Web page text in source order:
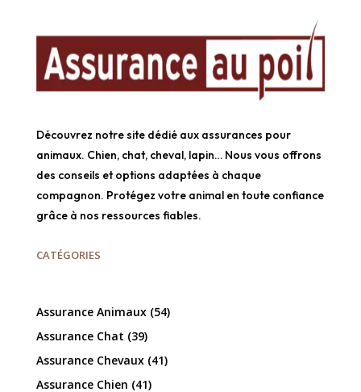
Découvrez notre site dédié aux assurances pour
animaux. Chien, chat, cheval, lapin… Nous vous offrons
des conseils et options adaptées à chaque
compagnon. Protégez votre animal en toute confiance
grâce à nos ressources fiables.
CATÉGORIES
Assurance Animaux(54)
Assurance Chat (39)
Assurance Chevaux(41)
Assurance Chien (41)